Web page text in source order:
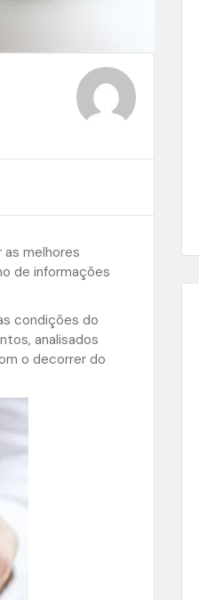
as melhores
de informações
condições do
analisados
o decorrer do